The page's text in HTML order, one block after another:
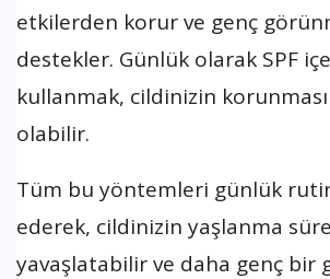
etkilerden korur ve genç
destekler. Günlük olarak SPF
kullanmak, cildinizin
olabilir.
Tüm bu yöntemleri günlük
ederek, cildinizin yaşlanma
yavaşlatabilir ve daha genç bir